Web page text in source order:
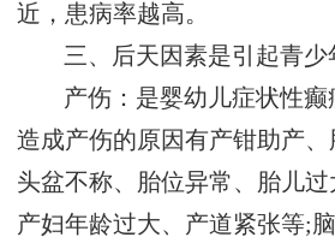
近，患病率越高。
三、后天因素是引起青少
产伤：是婴幼儿症状性癫
造成产伤的原因有产钳助产、
头盆不称、胎位异常、胎儿
产妇年龄过大、产道紧张等;